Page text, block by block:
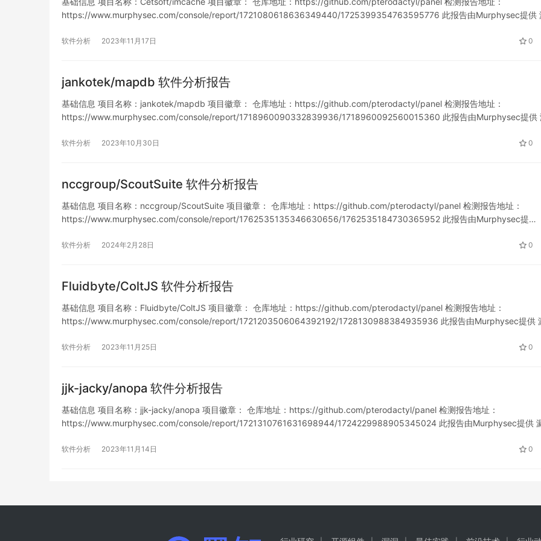
https://www.murphysec.com/console/report/1721080618636349440/1725399354763595776 此报告由Murphysec提供
软件分析 2023年11月17日 0
jankotek/mapdb 软件分析报告
基础信息 项目名称：jankotek/mapdb 项目徽章： 仓库地址：https://github.com/pterodactyl/panel 检测报告地址：
https://www.murphysec.com/console/report/1718960090332839936/1718960092560015360 此报告由Murphysec提供
软件分析 2023年10月30日 0
nccgroup/ScoutSuite 软件分析报告
基础信息 项目名称：nccgroup/ScoutSuite 项目徽章： 仓库地址：https://github.com/pterodactyl/panel 检测报告地址：
https://www.murphysec.com/console/report/1762535135346630656/1762535184730365952 此报告由Murphysec提…
软件分析 2024年2月28日 0
Fluidbyte/ColtJS 软件分析报告
基础信息 项目名称：Fluidbyte/ColtJS 项目徽章： 仓库地址：https://github.com/pterodactyl/panel 检测报告地址：
https://www.murphysec.com/console/report/1721203506064392192/1728130988384935936 此报告由Murphysec提供
软件分析 2023年11月25日 0
jjk-jacky/anopa 软件分析报告
基础信息 项目名称：jjk-jacky/anopa 项目徽章： 仓库地址：https://github.com/pterodactyl/panel 检测报告地址：
https://www.murphysec.com/console/report/1721310761631698944/1724229988905345024 此报告由Murphysec提供
软件分析 2023年11月14日 0